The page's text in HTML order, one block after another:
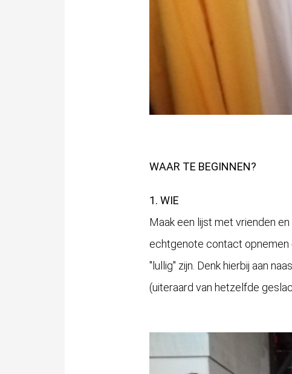
WAAR TE BEGINNEN?
1. WIE
Maak een lijst met vrienden
echtgenote contact opnemen
"lullig" zijn. Denk hierbij aan
(uiteraard van hetzelfde